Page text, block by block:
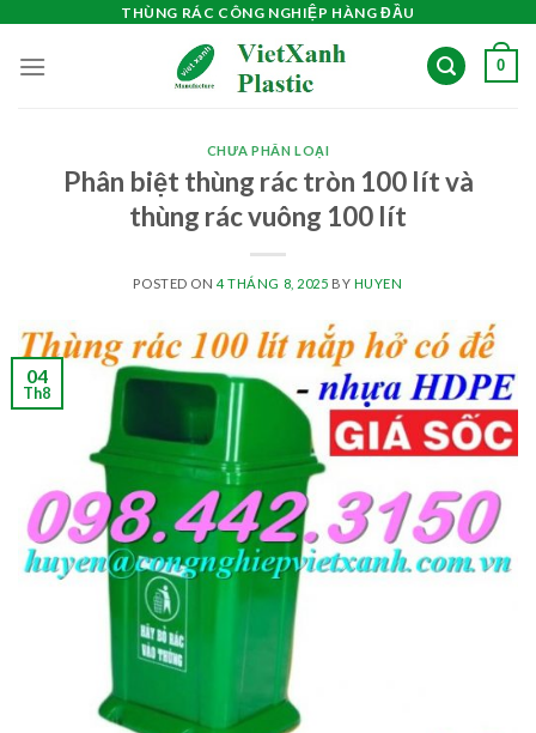
content
THÙNG RÁC CÔNG NGHIỆP HÀNG ĐẦU
0
CHƯA PHÂN LOẠI
Phân biệt thùng rác tròn 100 lít và
thùng rác vuông 100 lít
POSTED ON4 THÁNG 8, 2025 BY HUYEN
04
Th8